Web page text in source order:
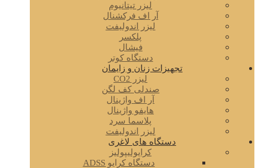
لیزر تیتانیوم
آر اف فرکشنال
لیزر اندولیفت
پلکسر
فیشال
دستگاه کوتر
تجهیزات زنان و زایمان
لیزر CO2
صندلی کف لگن
آر اف واژینال
هایفو واژینال
پلاسما سرد
لیزر اندولیفت
دستگاه های لاغری
کرایولیپولیز
دستگاه کرایو ADSS